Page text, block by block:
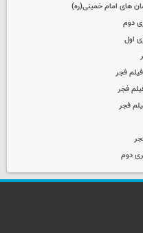
های امام خمینی(ره)
دوم
اول
فجر
فجر
فجر
دوم